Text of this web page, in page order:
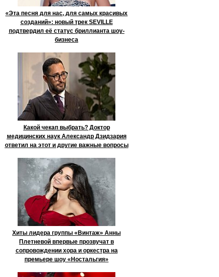
«Эта песня для нас, для самых красивых
созданий»: новый трек SEVILLE
подтвердил её статус бриллианта шоу-
бизнеса
Какой чекап выбрать? Доктор
медицинских наук Александр Дзидзария
ответил на этот и другие важные вопросы
Хиты лидера группы «Винтаж» Анны
Плетневой впервые прозвучат в
сопровождении хора и оркестра на
премьере шоу «Ностальгия»